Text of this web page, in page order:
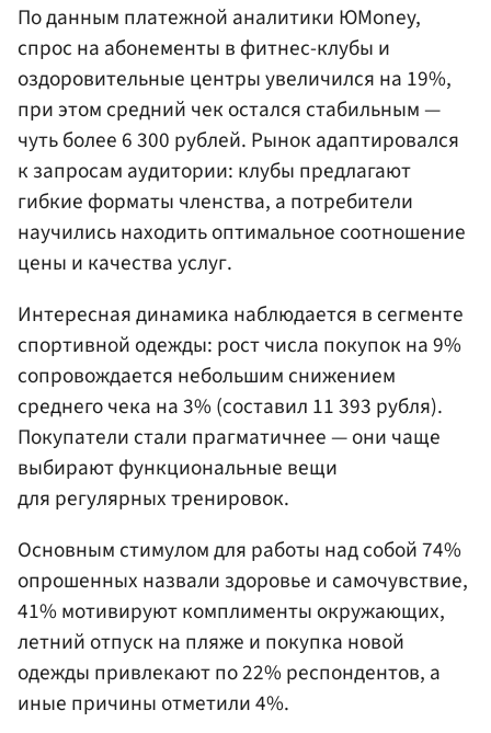
По данным платежной аналитики ЮMoney,
спрос на абонементы в фитнес-клубы и
оздоровительные центры увеличился на 19%,
при этом средний чек остался стабильным —
чуть более 6 300 рублей. Рынок адаптировался
к запросам аудитории: клубы предлагают
гибкие форматы членства, а потребители
научились находить оптимальное соотношение
цены и качества услуг.
Интересная динамика наблюдается в сегменте
спортивной одежды: рост числа покупок на 9%
сопровождается небольшим снижением
среднего чека на 3% (составил 11 393 рубля).
Покупатели стали прагматичнее — они чаще
выбирают функциональные вещи
для регулярных тренировок.
Основным стимулом для работы над собой 74%
опрошенных назвали здоровье и самочувствие,
41% мотивируют комплименты окружающих,
летний отпуск на пляже и покупка новой
одежды привлекают по 22% респондентов, а
иные причины отметили 4%.